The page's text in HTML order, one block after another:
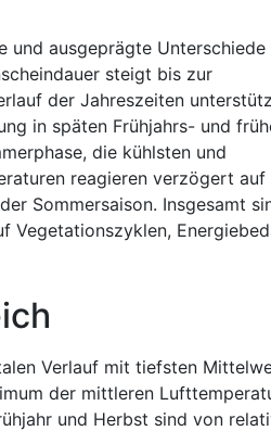
und ausgeprägte Unterschiede
steigt bis zur
der Jahreszeiten
in späten Frühjahrs- und
die kühlsten und
reagieren verzögert auf
Sommersaison. Insgesamt
Vegetationszyklen,
Verlauf mit tiefsten
der mittleren
und Herbst sind von